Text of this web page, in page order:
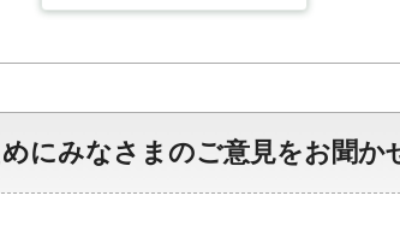
にみなさまのご意見をお聞か